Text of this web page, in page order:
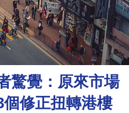
驚覺：原來市場
修正扭轉港樓